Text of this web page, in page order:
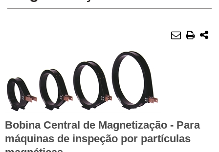
Bobina Central de Magnetização - Para
máquinas de inspeção por partículas